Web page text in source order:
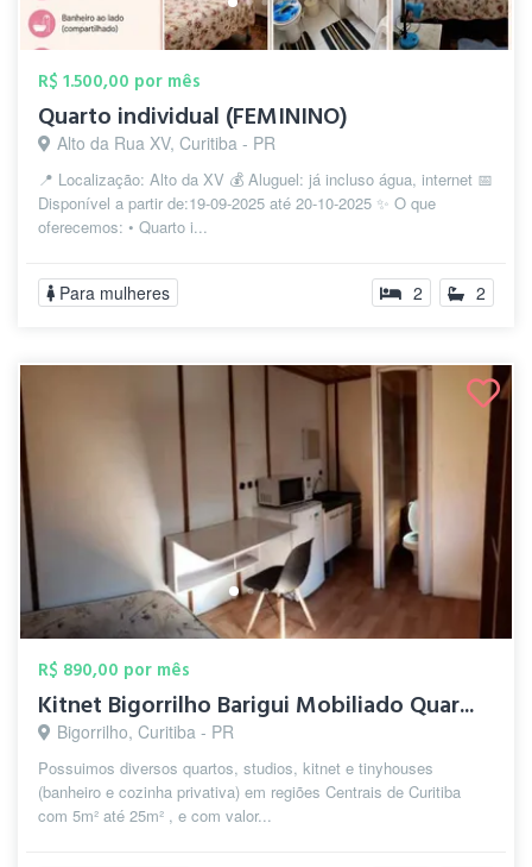
R$ 1.500,00 por mês
Quarto individual (FEMININO)
Alto da Rua XV, Curitiba - PR
📍 Localização: Alto da XV 💰 Aluguel: já incluso água, internet 📅
Disponível a partir de:19-09-2025 até 20-10-2025 ✨ O que
oferecemos: • Quarto i...
Para mulheres 2 2
R$ 890,00 por mês
Kitnet Bigorrilho Barigui Mobiliado Quar...
Bigorrilho, Curitiba - PR
Possuimos diversos quartos, studios, kitnet e tinyhouses
(banheiro e cozinha privativa) em regiões Centrais de Curitiba
com 5m² até 25m² , e com valor...